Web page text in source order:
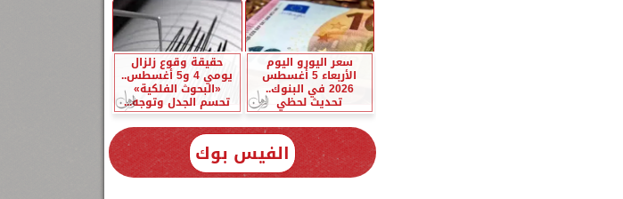
سعر اليورو اليوم
الأربعاء 5 أغسطس
2026 في البنوك..
تحديث لحظي
حقيقة وقوع زلزال
يومي 4 و5 أغسطس..
«البحوث الفلكية»
تحسم الجدل وتوجه...
الفيس بوك